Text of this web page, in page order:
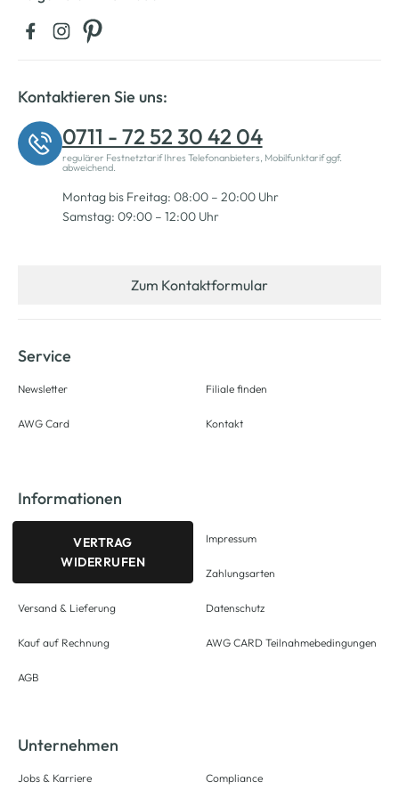
Kontaktieren Sie uns:
0711 - 72 52 30 42 04
regulärer Festnetztarif Ihres Telefonanbieters, Mobilfunktarif ggf.
abweichend.
Montag bis Freitag: 08:00 – 20:00 Uhr
Samstag: 09:00 – 12:00 Uhr
Zum Kontaktformular
Service
Newsletter
AWG Card
Filiale finden
Kontakt
Informationen
VERTRAG
WIDERRUFEN
Versand & Lieferung
Kauf auf Rechnung
AGB
Impressum
Zahlungsarten
Datenschutz
AWG CARD Teilnahmebedingungen
Unternehmen
Jobs & Karriere Compliance